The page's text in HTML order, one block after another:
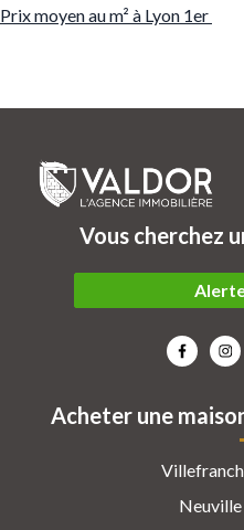
Prix moyen au m² à Lyon 1er
Acheter une
Neuville
Vous cherchez